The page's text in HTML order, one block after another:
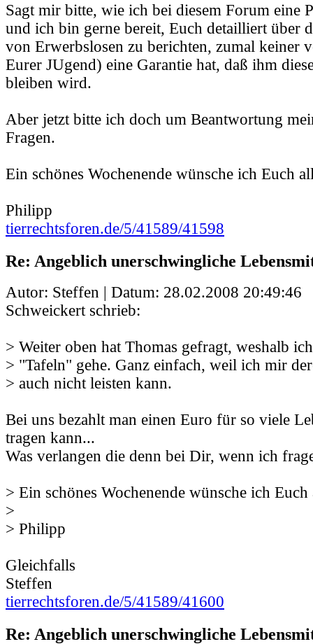
Sagt mir bitte, wie ich bei diesem Forum eine
und ich bin gerne bereit, Euch detailliert über
von Erwerbslosen zu berichten, zumal keiner
Eurer JUgend) eine Garantie hat, daß ihm
bleiben wird.
Aber jetzt bitte ich doch um Beantwortung
Fragen.
Ein schönes Wochenende wünsche ich Euch
Philipp
tierrechtsforen.de/5/41589/41598
Re: Angeblich unerschwingliche
Autor: Steffen | Datum: 28.02.2008 20:49:46
Schweickert schrieb:
> Weiter oben hat Thomas gefragt, weshalb
> "Tafeln" gehe. Ganz einfach, weil ich mir
> auch nicht leisten kann.
Bei uns bezahlt man einen Euro für so viele
tragen kann...
Was verlangen die denn bei Dir, wenn ich
> Ein schönes Wochenende wünsche ich Euch
>
> Philipp
Gleichfalls
Steffen
tierrechtsforen.de/5/41589/41600
Re: Angeblich unerschwingliche